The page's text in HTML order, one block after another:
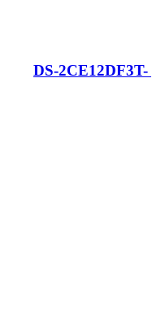
دوربین مداربسته هایک ویژن مدل DS-2CE12DF3T-